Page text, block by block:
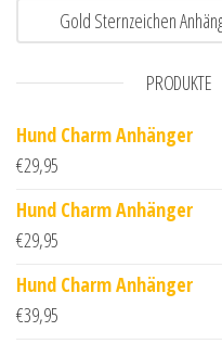
Gold Sternzeichen
PRODUKTE
Hund Charm Anhänger
€29,95
Hund Charm Anhänger
€29,95
Hund Charm Anhänger
€39,95